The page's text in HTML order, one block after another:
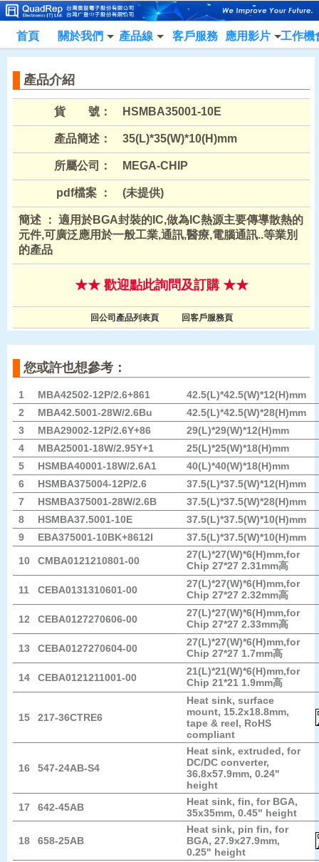
首頁 關於我們 產品線 客戶服務 應用影片 工作機
產品介紹
貨 號： HSMBA35001-10E
產品簡述： 35(L)*35(W)*10(H)mm
所屬公司： MEGA-CHIP
pdf檔案 ： (未提供)
簡述 ： 適用於BGA封裝的IC,做為IC熱源主要傳導散熱的
元件,可廣泛應用於一般工業,通訊,醫療,電腦通訊..等業別
的產品
★★ 歡迎點此詢問及訂購 ★★
回公司產品列表頁 回客戶服務頁
您或許也想參考：
1 MBA42502-12P/2.6+861
42.5(L)*42.5(W)*12(H)mm
2
MBA42.5001-28W/2.6Bu
42.5(L)*42.5(W)*28(H)mm
3
MBA29002-12P/2.6Y+86
29(L)*29(W)*12(H)mm
4
MBA25001-18W/2.95Y+1
25(L)*25(W)*18(H)mm
5
HSMBA40001-18W/2.6A1
40(L)*40(W)*18(H)mm
6
HSMBA375004-12P/2.6
37.5(L)*37.5(W)*12(H)mm
7
HSMBA375001-28W/2.6B
37.5(L)*37.5(W)*28(H)mm
8
HSMBA37.5001-10E
37.5(L)*37.5(W)*10(H)mm
9
EBA375001-10BK+8612I 37.5(L)*37.5(W)*10(H)mm
10 CMBA0121210801-00
27(L)*27(W)*6(H)mm,for
Chip 27*27 2.31mm高
11 CEBA0131310601-00
27(L)*27(W)*6(H)mm,for
Chip 27*27 2.32mm高
12 CEBA0127270606-00
27(L)*27(W)*6(H)mm,for
Chip 27*27 2.33mm高
13 CEBA0127270604-00
27(L)*27(W)*6(H)mm,for
Chip 27*27 1.7mm高
14 CEBA0121211001-00
21(L)*21(W)*6(H)mm,for
Chip 21*21 1.9mm高
15 217-36CTRE6
Heat sink, surface
mount, 15.2x18.8mm,
tape & reel, RoHS
compliant
16 547-24AB-S4
Heat sink, extruded, for
DC/DC converter,
36.8x57.9mm, 0.24"
height
17
642-45AB
Heat sink, fin, for BGA,
35x35mm, 0.45" height
18 658-25AB
Heat sink, pin fin, for
BGA, 27.9x27.9mm,
0.25" height